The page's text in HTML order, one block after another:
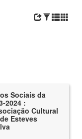
Sociais da
2024 :
Cultural
Esteves